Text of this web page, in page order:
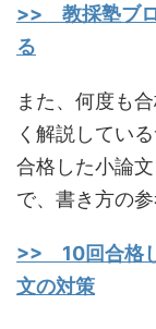
>> 教採塾ブロ
る
また、何度も
く解説してい
合格した小論
で、書き方の
>> 10回合格
文の対策